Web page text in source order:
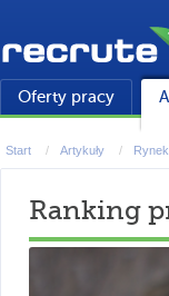
Oferty pracy
Start Artykuły
Ranking